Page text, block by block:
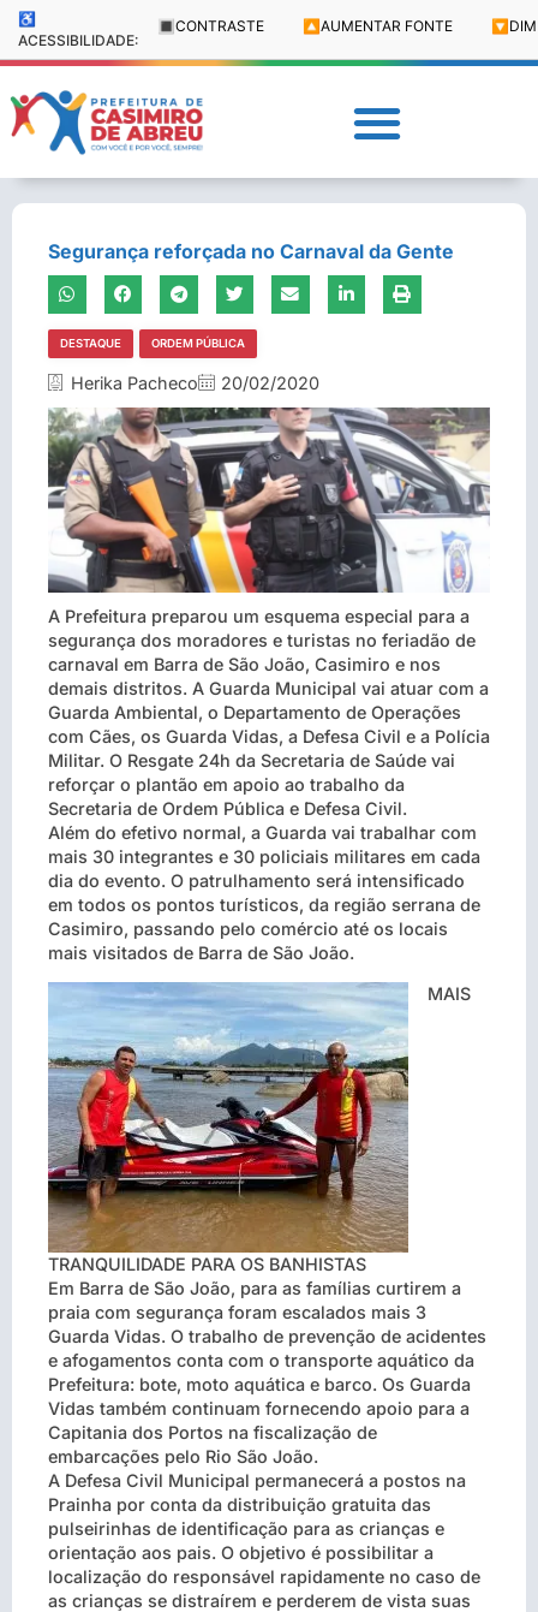
♿
ACESSIBILIDADE:
🔳 CONTRASTE 🔼 AUMENTAR FONTE 🔽
Segurança reforçada no Carnaval da Gente
DESTAQUE ORDEM PÚBLICA
Herika Pacheco 20/02/2020
A Prefeitura preparou um esquema especial para a
segurança dos moradores e turistas no feriadão de
carnaval em Barra de São João, Casimiro e nos
demais distritos. A Guarda Municipal vai atuar com a
Guarda Ambiental, o Departamento de Operações
com Cães, os Guarda Vidas, a Defesa Civil e a Polícia
Militar. O Resgate 24h da Secretaria de Saúde vai
reforçar o plantão em apoio ao trabalho da
Secretaria de Ordem Pública e Defesa Civil.
Além do efetivo normal, a Guarda vai trabalhar com
mais 30 integrantes e 30 policiais militares em cada
dia do evento. O patrulhamento será intensificado
em todos os pontos turísticos, da região serrana de
Casimiro, passando pelo comércio até os locais
mais visitados de Barra de São João.
MAIS
TRANQUILIDADE PARA OS BANHISTAS
Em Barra de São João, para as famílias curtirem a
praia com segurança foram escalados mais 3
Guarda Vidas. O trabalho de prevenção de acidentes
e afogamentos conta com o transporte aquático da
Prefeitura: bote, moto aquática e barco. Os Guarda
Vidas também continuam fornecendo apoio para a
Capitania dos Portos na fiscalização de
embarcações pelo Rio São João.
A Defesa Civil Municipal permanecerá a postos na
Prainha por conta da distribuição gratuita das
pulseirinhas de identificação para as crianças e
orientação aos pais. O objetivo é possibilitar a
localização do responsável rapidamente no caso de
as crianças se distraírem e perderem de vista suas